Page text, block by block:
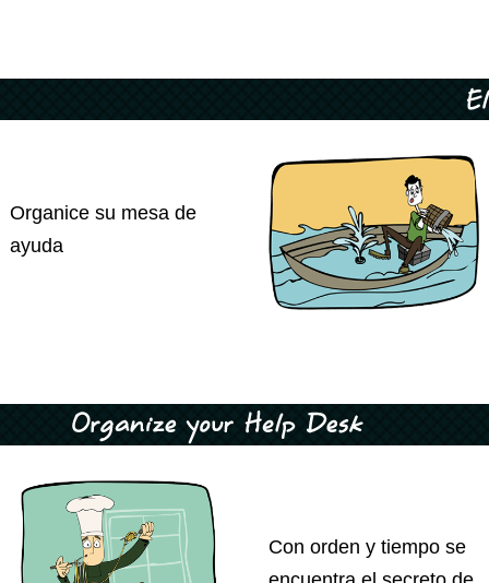
Organice su mesa de
ayuda
Con orden y tiempo se